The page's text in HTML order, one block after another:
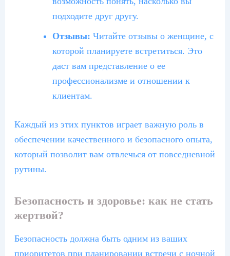
подходите друг другу.
Отзывы: Читайте отзывы о женщине, с
которой планируете встретиться. Это
даст вам представление о ее
профессионализме и отношении к
клиентам.
Каждый из этих пунктов играет важную роль в
обеспечении качественного и безопасного опыта,
который позволит вам отвлечься от повседневной
рутины.
Безопасность и здоровье: как не стать
жертвой?
Безопасность должна быть одним из ваших
приоритетов при планировании встречи с ночной